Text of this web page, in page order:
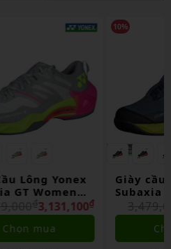
Giày cầu lông Yonex
Subaxia GT Men Dark
Gray Chính Hãng3,131,100₫
3,479,000₫